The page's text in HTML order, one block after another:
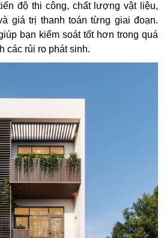
độ thi công, chất lượng vật liệu,
giá trị thanh toán từng giai đoạn.
bạn kiểm soát tốt hơn trong quá
các rủi ro phát sinh.